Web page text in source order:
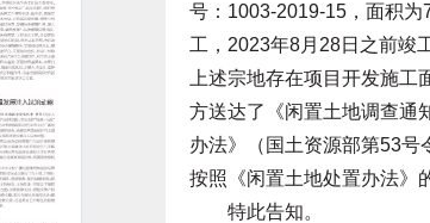
号：1003-2019-15，面积
工，2023年8月28日之前竣
上述宗地存在项目开发施
方送达了《闲置土地调查通
办法》（国土资源部第53号
按照《闲置土地处置办法》
特此告知。